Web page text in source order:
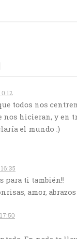
todos nos
nos hicieran, y en
el mundo :)
para ti también!!
amor,